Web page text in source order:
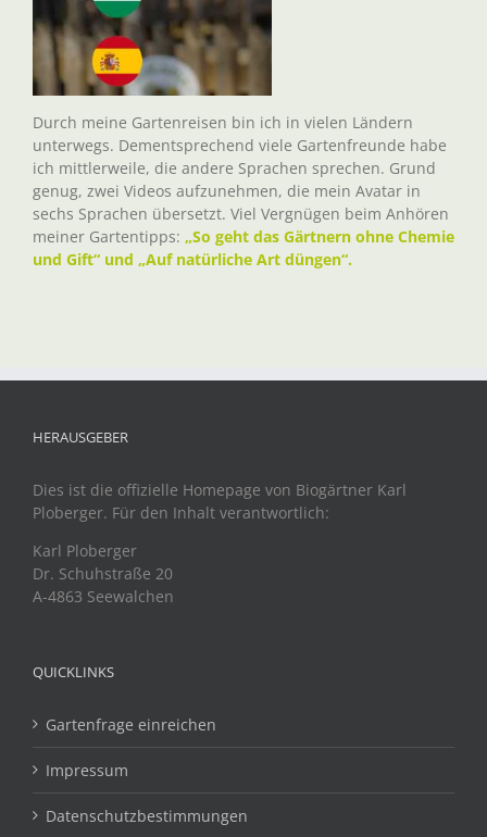
Durch meine Gartenreisen bin ich in vielen Ländern
unterwegs. Dementsprechend viele Gartenfreunde habe
ich mittlerweile, die andere Sprachen sprechen. Grund
genug, zwei Videos aufzunehmen, die mein Avatar in
sechs Sprachen übersetzt. Viel Vergnügen beim Anhören
meiner Gartentipps: „So geht das Gärtnern ohne Chemie
und Gift“ und „Auf natürliche Art düngen“.
HERAUSGEBER
Dies ist die offizielle Homepage von Biogärtner Karl
Ploberger. Für den Inhalt verantwortlich:
Karl Ploberger
Dr. Schuhstraße 20
A-4863 Seewalchen
QUICKLINKS
Gartenfrage einreichen
Impressum
Datenschutzbestimmungen